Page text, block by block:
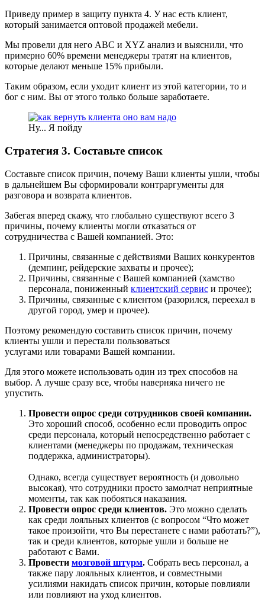
Приведу пример в защиту пункта 4. У нас есть клиент,
который занимается оптовой продажей мебели.
Мы провели для него ABC и XYZ анализ и выяснили, что
примерно 60% времени менеджеры тратят на клиентов,
которые делают меньше 15% прибыли.
Таким образом, если уходит клиент из этой категории, то и
бог с ним. Вы от этого только больше заработаете.
Ну... Я пойду
Стратегия 3. Составьте список
Составьте список причин, почему Ваши клиенты ушли, чтобы
в дальнейшем Вы сформировали контраргументы для
разговора и возврата клиентов.
Забегая вперед скажу, что глобально существуют всего 3
причины, почему клиенты могли отказаться от
сотрудничества с Вашей компанией. Это:
Причины, связанные с действиями Ваших конкурентов
(демпинг, рейдерские захваты и прочее);
Причины, связанные с Вашей компанией (хамство
персонала, пониженный клиентский сервис и прочее);
Причины, связанные с клиентом (разорился, переехал в
другой город, умер и прочее).
Поэтому рекомендую составить список причин, почему
клиенты ушли и перестали пользоваться
услугами или товарами Вашей компании.
Для этого можете использовать один из трех способов на
выбор. А лучше сразу все, чтобы наверняка ничего не
упустить.
Провести опрос среди сотрудников своей компании.
Это хороший способ, особенно если проводить опрос
среди персонала, который непосредственно работает с
клиентами (менеджеры по продажам, техническая
поддержка, администраторы).
Однако, всегда существует вероятность (и довольно
высокая), что сотрудники просто замолчат неприятные
моменты, так как побояться наказания.
Провести опрос среди клиентов. Это можно сделать
как среди лояльных клиентов (с вопросом “Что может
такое произойти, что Вы перестанете с нами работать?”),
так и среди клиентов, которые ушли и больше не
работают с Вами.
Провести мозговой штурм. Собрать весь персонал, а
также пару лояльных клиентов, и совместными
усилиями накидать список причин, которые повлияли
или повлияют на уход клиентов.